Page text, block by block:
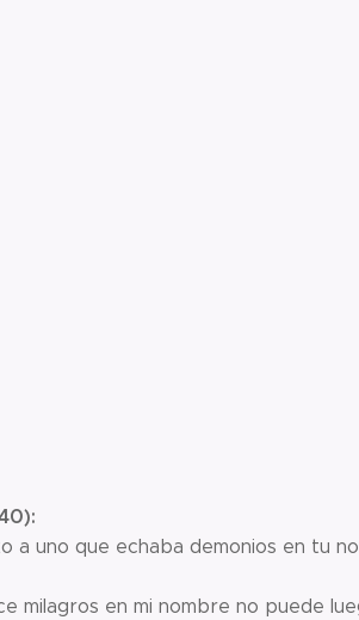
a uno que echaba demonios en tu
milagros en mi nombre no puede